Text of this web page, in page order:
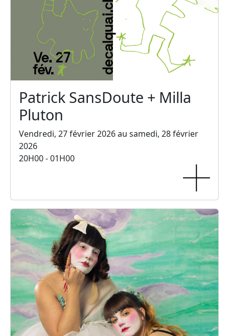
Patrick SansDoute + Milla
Pluton
Vendredi, 27 février 2026 au samedi, 28 février
2026
20H00 - 01H00